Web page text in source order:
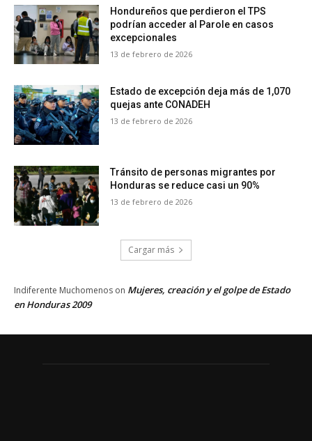
Hondureños que perdieron el TPS
podrían acceder al Parole en casos
excepcionales
13 de febrero de 2026
Estado de excepción deja más de 1,070
quejas ante CONADEH
13 de febrero de 2026
Tránsito de personas migrantes por
Honduras se reduce casi un 90%
13 de febrero de 2026
Cargar más
Indiferente Muchomenos on Mujeres, creación y el golpe de Estado
en Honduras 2009